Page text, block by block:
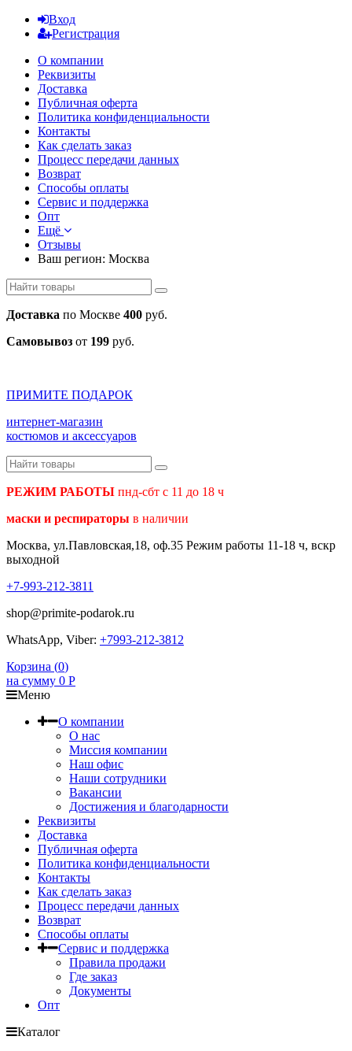
Вход
Регистрация
О компании
Реквизиты
Доставка
Публичная оферта
Политика конфиденциальности
Контакты
Как сделать заказ
Процесс передачи данных
Возврат
Способы оплаты
Сервис и поддержка
Опт
Ещё
Отзывы
Ваш регион: Москва
Доставка по Москве 400 руб.
Самовывоз от 199 руб.
ПРИМИТЕ ПОДАРОК
интернет-магазин
костюмов и аксессуаров
РЕЖИМ РАБОТЫ пнд-сбт с 11 до 18 ч
маски и респираторы в наличии
Москва, ул.Павловская,18, оф.35 Режим работы 11-18 ч, вскр
выходной
+7-993-212-3811
shop@primite-podarok.ru
WhatsApp, Viber: +7993-212-3812
Корзина (0)
на сумму 0 Р
Меню
О компании
О нас
Миссия компании
Наш офис
Наши сотрудники
Вакансии
Достижения и благодарности
Реквизиты
Доставка
Публичная оферта
Политика конфиденциальности
Контакты
Как сделать заказ
Процесс передачи данных
Возврат
Способы оплаты
Сервис и поддержка
Правила продажи
Где заказ
Документы
Опт
Каталог